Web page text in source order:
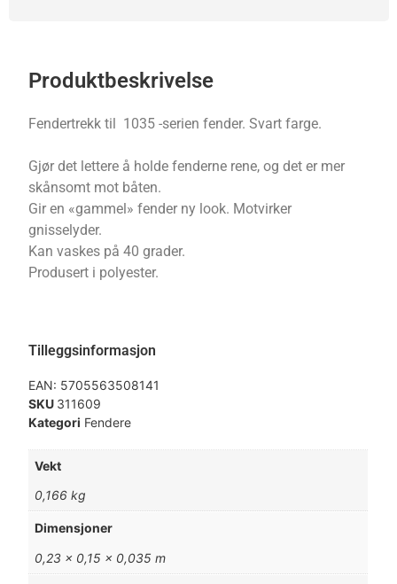
Produktbeskrivelse
Fendertrekk til 1035 -serien fender. Svart farge.
Gjør det lettere å holde fenderne rene, og det er mer
skånsomt mot båten.
Gir en «gammel» fender ny look. Motvirker
gnisselyder.
Kan vaskes på 40 grader.
Produsert i polyester.
Tilleggsinformasjon
EAN: 5705563508141
SKU 311609
Kategori Fendere
Vekt
0,166 kg
Dimensjoner
0,23 × 0,15 × 0,035 m